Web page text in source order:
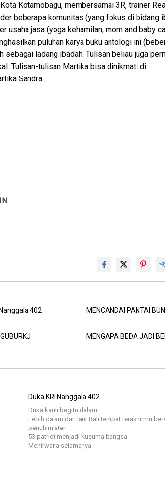
Kotamobagu, membersamai 3R, trainer
beberapa komunitas (yang fokus di bidang
usaha jasa (yoga kehamilan, mom and baby
puluhan karya buku antologi ini
sebagai ladang ibadah. Tulisan beliau juga
Tulisan-tulisan Martika bisa dinikmati di :
Sandra.
402 MENCANDAI PANTAI
MENGAPA BEDA JADI
Duka KRI Nanggala 402
Duka kami begitu dalam
Lebih dalam dari laut Bali tempat terakhirmu
penuh misteri
53 patriot menjadi Kusuma bangsa
Menirwana selamanya